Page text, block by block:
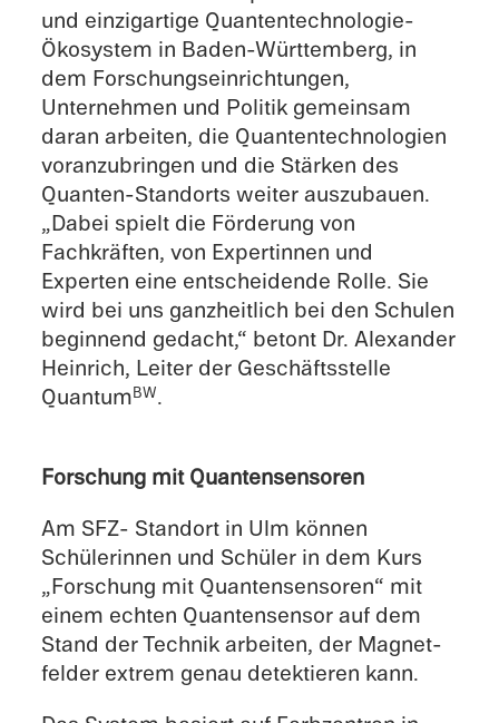
und einzi­gar­tige Quantentechnologie-
Ökosystem in Baden-Württemberg, in
dem Forschung­sein­rich­tun­gen,
Unternehmen und Politik gemein­sam
daran arbeiten, die Quanten­technologien
voranzubrin­gen und die Stärken des
Quanten-Standorts weiter auszubauen.
„Dabei spielt die Förderung von
Fachkräften, von Exper­tin­nen und
Experten eine entschei­dende Rolle. Sie
wird bei uns ganzheitlich bei den Schulen
begin­nend gedacht,“ betont Dr. Alexan­der
Heinrich, Leiter der Geschäfts­stelle
QuantumBW.
Forschung mit Quantensensoren
Am SFZ- Standort in Ulm können
Schülerin­nen und Schüler in dem Kurs
„Forschung mit Quantensen­soren“ mit
einem echten Quantensen­sor auf dem
Stand der Technik arbeiten, der Magnet­
felder extrem genau detek­tieren kann.